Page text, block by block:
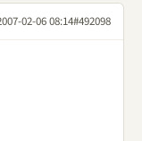
02-06 08:14#492098